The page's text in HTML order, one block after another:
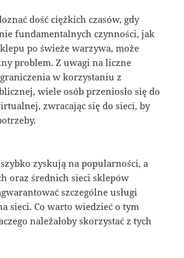
dość ciężkich czasów, gdy
fundamentalnych czynności, jak
po świeże warzywa, może
problem. Z uwagi na liczne
w korzystaniu z
wiele osób przeniosło się do
zwracając się do sieci, by
zyskują na popularności, a
oraz średnich sieci sklepów
szczególne usługi
sieci. Co warto wiedzieć o tym
należałoby skorzystać z tych